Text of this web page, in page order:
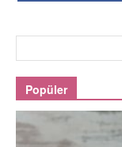
Popüler